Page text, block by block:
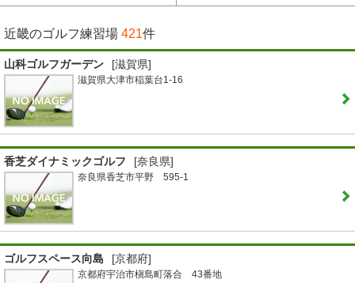
近畿のゴルフ練習場 421件
山科ゴルフガーデン [滋賀県]
滋賀県大津市稲葉台1-16
香芝ダイナミックゴルフ [奈良県]
奈良県香芝市平野 595-1
ゴルフスペース向島 [京都府]
京都府宇治市槇島町落合 43番地